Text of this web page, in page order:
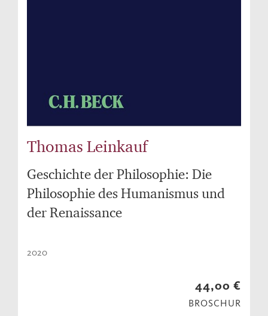
Thomas Leinkauf
Geschichte der Philosophie: Die
Philosophie des Humanismus und
der Renaissance
2020
44,00 €
BROSCHUR